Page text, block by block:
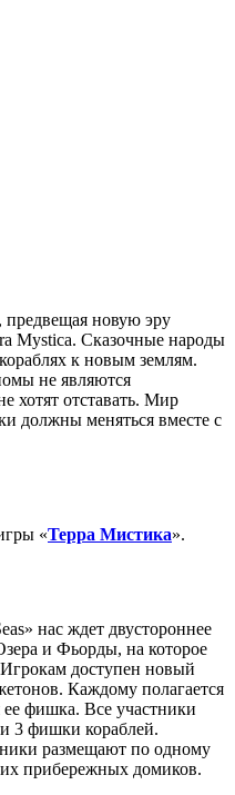
предвещая новую эру
Mystica. Сказочные народы
к новым землям.
не являются
хотят отставать. Мир
должны меняться вместе с
«Терра Мистика».
нас ждет двустороннее
и Фьорды, на которое
доступен новый
Каждому полагается
фишка. Все участники
3 фишки кораблей.
размещают по одному
прибережных домиков.